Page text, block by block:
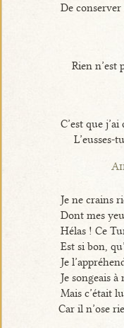
De
Rien n’est
C’est que
L’eusses-
Je ne crains
Dont mes
Hélas ! Ce
Est si bon,
Je
Je songeais à
Mais c’était
Car il n’ose